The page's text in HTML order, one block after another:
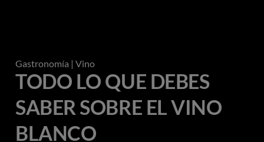
Gastronomía | Vino
TODO LO QUE DEBES
SABER SOBRE EL VINO
BLANCO